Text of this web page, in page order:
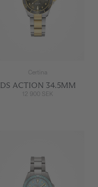
Certina
DS ACTION 34.5MM
12 900 SEK